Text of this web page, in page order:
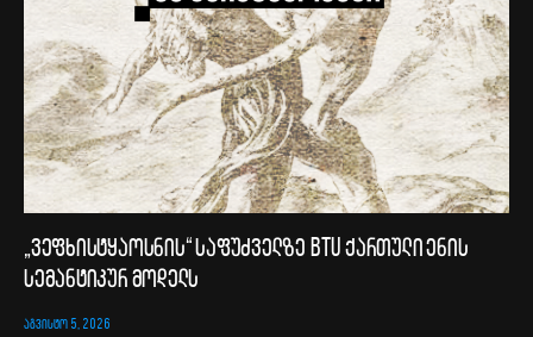
„ვეფხისტყაოსნის“ საფუძველზე BTU ქართული ენის
სემანტიკურ მოდელს
ᲐᲒᲕᲘᲡᲢᲝ 5, 2026